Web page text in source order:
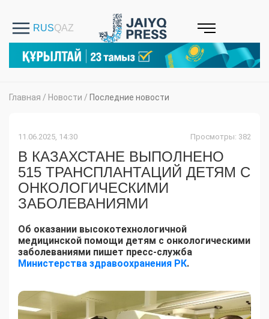
Главная / Новости / Последние новости
11.06.2025, 14:30 Просмотры: 382
В КАЗАХСТАНЕ ВЫПОЛНЕНО
515 ТРАНСПЛАНТАЦИЙ ДЕТЯМ С
ОНКОЛОГИЧЕСКИМИ
ЗАБОЛЕВАНИЯМИ
Об оказании высокотехнологичной
медицинской помощи детям с онкологическими
заболеваниями пишет пресс-служба
Министерства здравоохранения РК.